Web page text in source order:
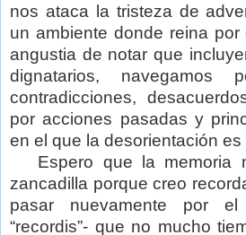
nos ataca la tristeza de
un ambiente donde reina
angustia de notar que
dignatarios,
contradicciones,
por acciones pasadas y
en el que la desorientación es
Espero que la memoria
zancadilla porque creo
pasar nuevamente por
“recordis”- que no mucho